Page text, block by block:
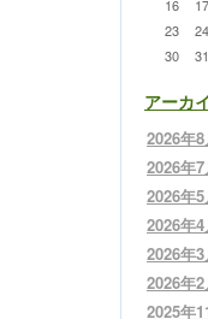
16
17
23
24
30
31
アーカ
2026年8
2026年7
2026年5
2026年4
2026年3
2026年2
2025年